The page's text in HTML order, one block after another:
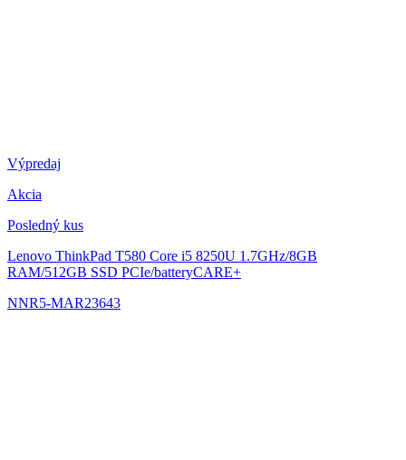
Výpredaj
Akcia
Posledný kus
Lenovo ThinkPad T580 Core i5 8250U 1.7GHz/8GB
RAM/512GB SSD PCIe/batteryCARE+
NNR5-MAR23643